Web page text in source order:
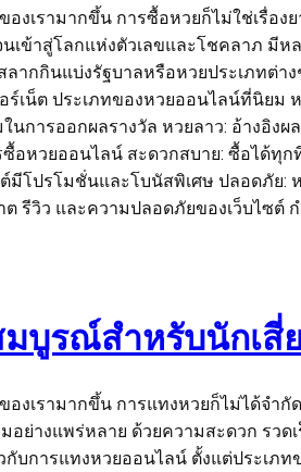
เรามากขึ้น การซื้อหวยก็ไม่ใช่เรื่อ
นเข้าสู่โลกแห่งตัวเลขและโชคลาภ
กกินแบ่งรัฐบาลหรือหวยประเภทต่า
เน็ต ประเภทของหวยออนไลน์ที่นิย
การออกผลรางวัล หวยลาว: อ้างอิง
หวยออนไลน์ สะดวกสบาย: ซื้อได้ทุก
โปรโมชั่นและโบนัสพิเศษ ปลอดภัย:
รีวิว และความปลอดภัยของเว็บไซต์
บูรณ์สำหรับนักเสี่
งเรามากขึ้น การแทงหวยก็ไม่ได้จ
ย่างแพร่หลาย ด้วยความสะดวก รว
การแทงหวยออนไลน์ ตั้งแต่ประเภ